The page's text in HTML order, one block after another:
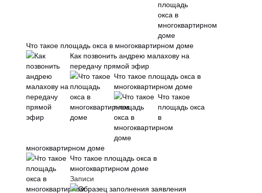
Что такое площадь окса в многоквартирном доме
Как позвонить андрею малахову на
передачу прямой эфир
Что такое площадь окса в
многоквартирном доме
Что такое
площадь окса
в
многоквартирном доме
Что такое площадь окса в
многоквартирном доме
Записи